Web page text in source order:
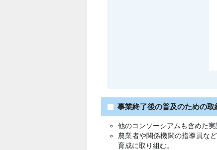
事業終了後の普及のための取
他のコンソーシアムも含めた
農業者や関係機関の指導員な
育成に取り組む。